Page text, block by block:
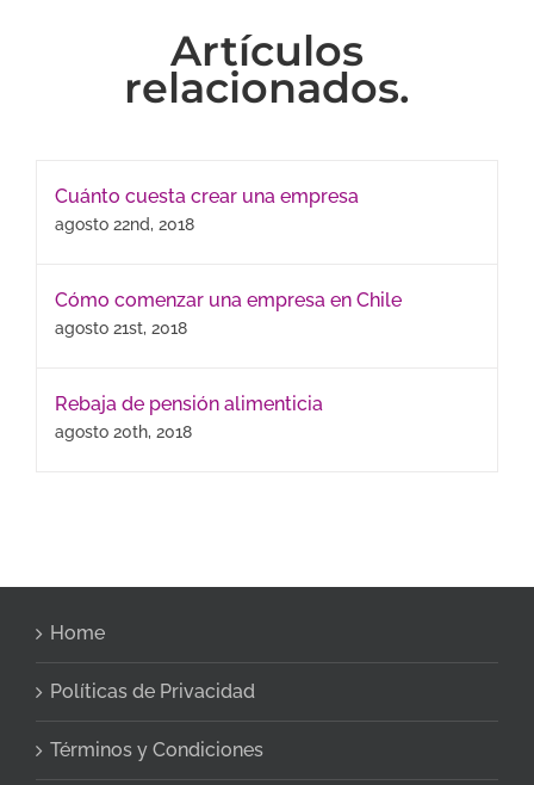
Artículos
relacionados.
Cuánto cuesta crear una empresa
agosto 22nd, 2018
Cómo comenzar una empresa en Chile
agosto 21st, 2018
Rebaja de pensión alimenticia
agosto 20th, 2018
Home
Políticas de Privacidad
Términos y Condiciones